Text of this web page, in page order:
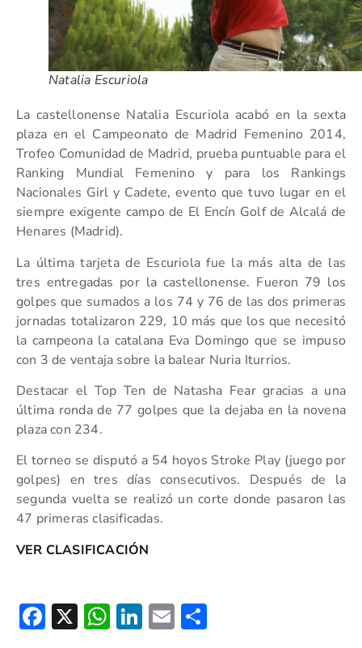
Natalia Escuriola
La castellonense Natalia Escuriola acabó en la sexta
plaza en el Campeonato de Madrid Femenino 2014,
Trofeo Comunidad de Madrid, prueba puntuable para el
Ranking Mundial Femenino y para los Rankings
Nacionales Girl y Cadete, evento que tuvo lugar en el
siempre exigente campo de El Encín Golf de Alcalá de
Henares (Madrid).
La última tarjeta de Escuriola fue la más alta de las
tres entregadas por la castellonense. Fueron 79 los
golpes que sumados a los 74 y 76 de las dos primeras
jornadas totalizaron 229, 10 más que los que necesitó
la campeona la catalana Eva Domingo que se impuso
con 3 de ventaja sobre la balear Nuria Iturrios.
Destacar el Top Ten de Natasha Fear gracias a una
última ronda de 77 golpes que la dejaba en la novena
plaza con 234.
El torneo se disputó a 54 hoyos Stroke Play (juego por
golpes) en tres días consecutivos. Después de la
segunda vuelta se realizó un corte donde pasaron las
47 primeras clasificadas.
VER CLASIFICACIÓN
Facebook
X WhatsApp
LinkedIn
Email